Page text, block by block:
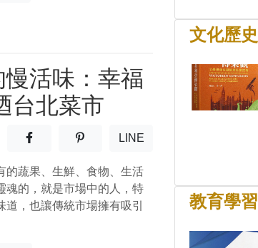
慢活味：幸福
台北菜市
分享至facebook(另開新視窗)
分享至噗浪(另開新視窗)
LINE
的蔬果、生鮮、食物、生活
魂的，就是市場中的人，特
，也讓傳統市場擁有吸引
文化歷史
教育學習